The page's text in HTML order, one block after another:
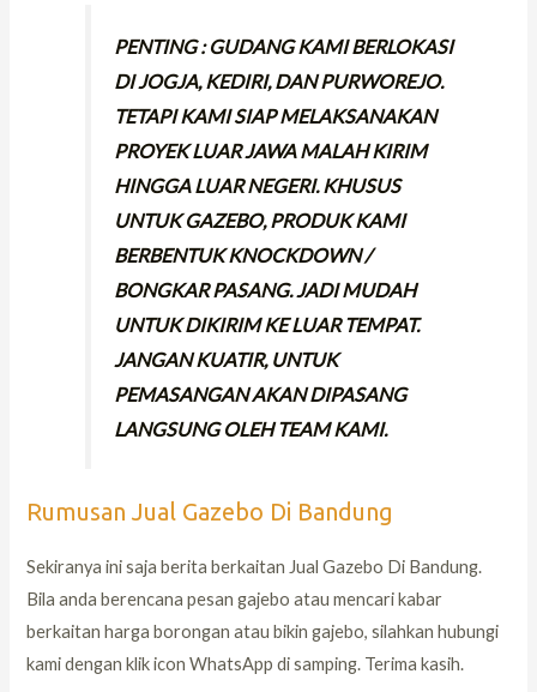
PENTING : GUDANG KAMI BERLOKASI
DI JOGJA, KEDIRI, DAN PURWOREJO.
TETAPI KAMI SIAP MELAKSANAKAN
PROYEK LUAR JAWA MALAH KIRIM
HINGGA LUAR NEGERI. KHUSUS
UNTUK GAZEBO, PRODUK KAMI
BERBENTUK KNOCKDOWN /
BONGKAR PASANG. JADI MUDAH
UNTUK DIKIRIM KE LUAR TEMPAT.
JANGAN KUATIR, UNTUK
PEMASANGAN AKAN DIPASANG
LANGSUNG OLEH TEAM KAMI.
Rumusan Jual Gazebo Di Bandung
Sekiranya ini saja berita berkaitan Jual Gazebo Di Bandung.
Bila anda berencana pesan gajebo atau mencari kabar
berkaitan harga borongan atau bikin gajebo, silahkan hubungi
kami dengan klik icon WhatsApp di samping. Terima kasih.